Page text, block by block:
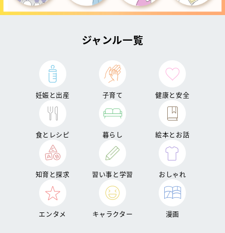
ジャンル一覧
妊娠と出産 子育て 健康と安全
食とレシピ 暮らし 絵本とお話
知育と探求 習い事と学習 おしゃれ
エンタメ キャラクター 漫画